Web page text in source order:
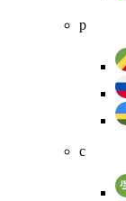
р
с